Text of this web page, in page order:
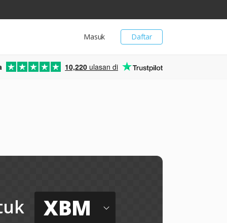
Daftar
Masuk
10,220 ulasan di
XBM